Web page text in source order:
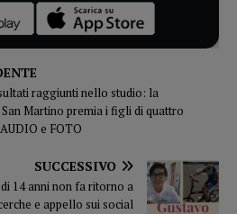
raggiunti nello studio: la
Martino premia i figli di quattro
e FOTO
SUCCESSIVO
14 anni non fa ritorno a
e appello sui social